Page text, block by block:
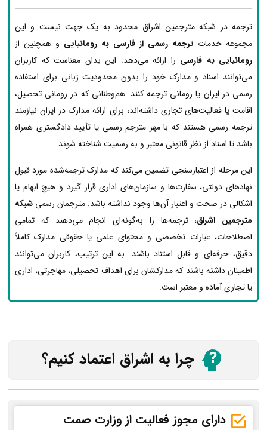
ترجمه در شبکه مترجمین اشراق محدود به یک جهت نیست و این
مجموعه خدمات ترجمه رسمی از فارسی به رومانیایی و همچنین از
رومانیایی به فارسی را ارائه می‌دهد. این بدان معناست که کاربران
می‌توانند اسناد و مدارک خود را بدون محدودیت زبانی برای استفاده
رسمی در ایران یا رومانی ترجمه کنند. هم‌وطنانی که در رومانی تحصیل،
اقامت یا فعالیت‌های تجاری داشته‌اند، برای ارائه مدارک در ایران نیازمند
ترجمه رسمی هستند که با مهر مترجم رسمی یا تأیید دادگستری همراه
باشد تا اسناد از نظر قانونی معتبر و به رسمیت شناخته شوند.
این مرحله از اعتبارسنجی تضمین می‌کند که مدارک ترجمه‌شده مورد قبول
نهادهای دولتی، سفارت‌ها و سازمان‌های اداری قرار گیرد و هیچ ابهام یا
اشکالی در صحت و اعتبار آن‌ها وجود نداشته باشد. مترجمان رسمی شبکه
مترجمین اشراق، ترجمه‌ها را به‌گونه‌ای انجام می‌دهند که تمامی
اصطلاحات، عبارات تخصصی و محتوای علمی یا حقوقی مدارک کاملاً
دقیق، حرفه‌ای و قابل استناد باشند. به این ترتیب، کاربران می‌توانند
اطمینان داشته باشند که مدارکشان برای اهداف تحصیلی، مهاجرتی، اداری
یا تجاری آماده و معتبر است.
چرا به اشراق اعتماد کنیم؟
دارای مجوز فعالیت از وزارت صمت